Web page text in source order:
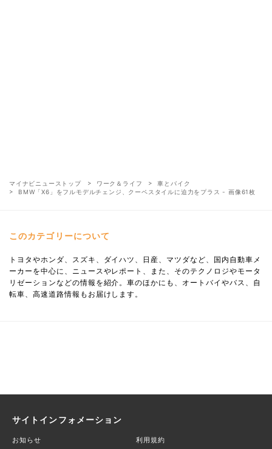
マイナビニューストップ ワーク＆ライフ
車とバイク
BMW「X6」をフルモデルチェンジ、クーペスタイルに迫力をプラス - 画像61枚
このカテゴリーについて
トヨタやホンダ、スズキ、ダイハツ、日産、マツダなど、国内自動車メ
ーカーを中心に、ニュースやレポート、また、そのテクノロジやモータ
リゼーションなどの情報を紹介。車のほかにも、オートバイやバス、自
転車、高速道路情報もお届けします。
サイトインフォメーション
お知らせ 利用規約